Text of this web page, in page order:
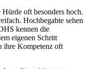
Hürde oft besonders hoch.
Hochbegabte sehen
kennen die
eigenen Schritt
ihre Kompetenz oft